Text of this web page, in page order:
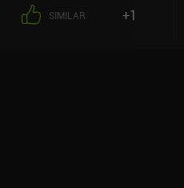
SIMILAR +1